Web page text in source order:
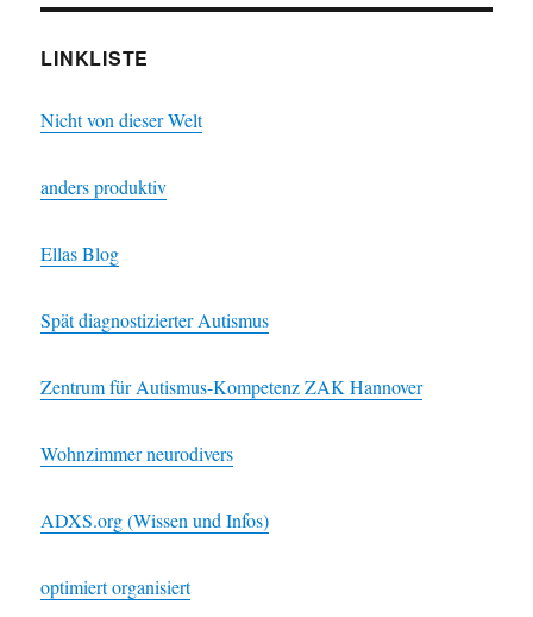
LINKLISTE
Nicht von dieser Welt
anders produktiv
Ellas Blog
Spät diagnostizierter Autismus
Zentrum für Autismus-Kompetenz ZAK Hannover
Wohnzimmer neurodivers
ADXS.org (Wissen und Infos)
optimiert organisiert